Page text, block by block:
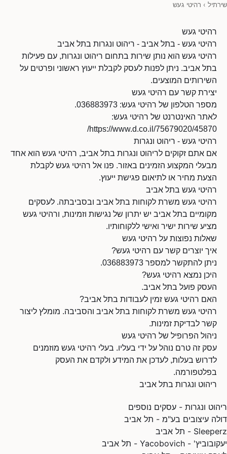
שירתיל › רהיטי געש
רהיטי געש
רהיטי געש - בתל אביב - ריהוט ונגרות בתל אביב
רהיטי געש הוא נותן שירות בתחום ריהוט ונגרות, עם פעילות
בתל אביב. ניתן לפנות לעסק לקבלת ייעוץ ראשוני ופרטים על
השירותים המוצעים.
יצירת קשר עם רהיטי געש
מספר הטלפון של רהיטי געש: 036883973.
לאתר האינטרנט של רהיטי געש:
https://www.d.co.il/75679020/45870/
רהיטי געש - ריהוט ונגרות
אם אתם זקוקים לריהוט ונגרות בתל אביב, רהיטי געש הוא אחד
מבעלי המקצוע הזמינים באזור. פנו אל רהיטי געש לקבלת
הצעת מחיר או לתיאום פגישת ייעוץ.
רהיטי געש בתל אביב
רהיטי געש משרת לקוחות בתל אביב ובסביבתה. לעסקים
מקומיים בתל אביב יש יתרון של נגישות וזמינות, ורהיטי געש
מציע שירות ישיר ואישי ללקוחותיו.
שאלות נפוצות על רהיטי געש
איך יוצרים קשר עם רהיטי געש?
ניתן להתקשר למספר 036883973.
היכן נמצא רהיטי געש?
העסק פועל בתל אביב.
האם רהיטי געש זמין לעבודות בתל אביב?
רהיטי געש משרת לקוחות בתל אביב והסביבה. מומלץ ליצור
קשר לבדיקת זמינות.
ניהול הפרופיל של רהיטי געש
עסק זה טרם נוהל על ידי בעליו. בעלי רהיטי געש מוזמנים
לדרוש בעלות, לעדכן את המידע ולקדם את העסק
בפלטפורמה.
ריהוט ונגרות בתל אביב
ריהוט ונגרות - עסקים נוספים
דולה עיצובים בע"מ - תל אביב
Sleeperz - תל אביב
יעקובוביץ' - Yacobovich - תל אביב